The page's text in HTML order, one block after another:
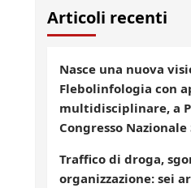
Articoli recenti
Nasce una nuova
Flebolinfologia con
multidisciplinare, a
Congresso Nazionale
Traffico di droga,
organizzazione: sei